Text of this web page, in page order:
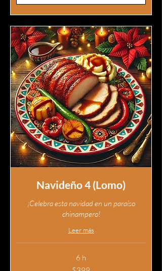
Navideño 4 (Lomo)
¡Celebra esta navidad en un paraíso
chinampero!
Leer más
6 h